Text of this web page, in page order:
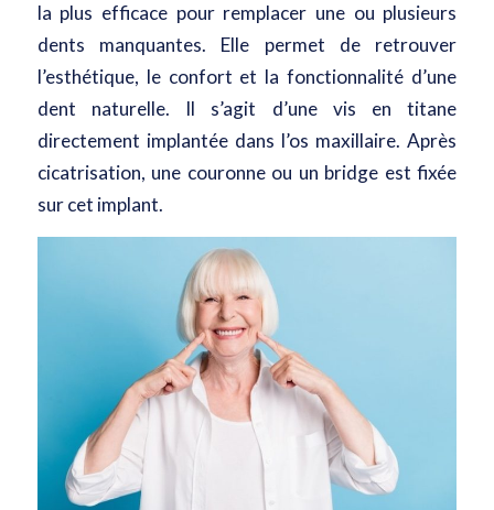
la plus efficace pour remplacer une ou plusieurs
dents manquantes. Elle permet de retrouver
l’esthétique, le confort et la fonctionnalité d’une
dent naturelle. Il s’agit d’une vis en titane
directement implantée dans l’os maxillaire. Après
cicatrisation, une couronne ou un bridge est fixée
sur cet implant.